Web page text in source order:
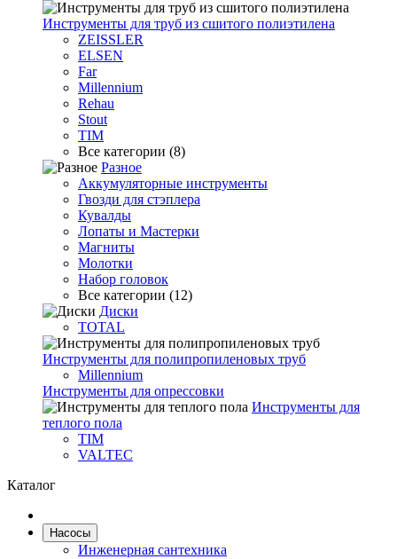
Инструменты для труб из сшитого полиэтилена
ZEISSLER
ELSEN
Far
Millennium
Rehau
Stout
TIM
Все категории (8)
Разное
Аккумуляторные инструменты
Гвозди для стэплера
Кувалды
Лопаты и Мастерки
Магниты
Молотки
Набор головок
Все категории (12)
Диски
TOTAL
Инструменты для полипропиленовых труб
Millennium
Инструменты для опрессовки
Инструменты для
теплого пола
TIM
VALTEC
Каталог
Насосы
Инженерная сантехника